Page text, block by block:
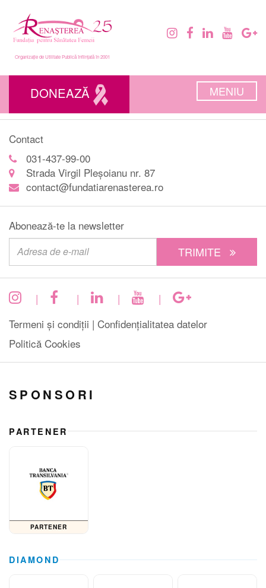
Organizație de Utilitate Publică înființată în 2001
DONEAZĂ MENIU
Contact
031-437-99-00
Strada Virgil Pleșoianu nr. 87
contact@fundatiarenasterea.ro
Abonează-te la newsletter
TRIMITE
| | |
|
Termeni și condiții | Confidențialitatea datelor
Politică Cookies
SPONSORI
PARTENER
PARTENER
DIAMOND